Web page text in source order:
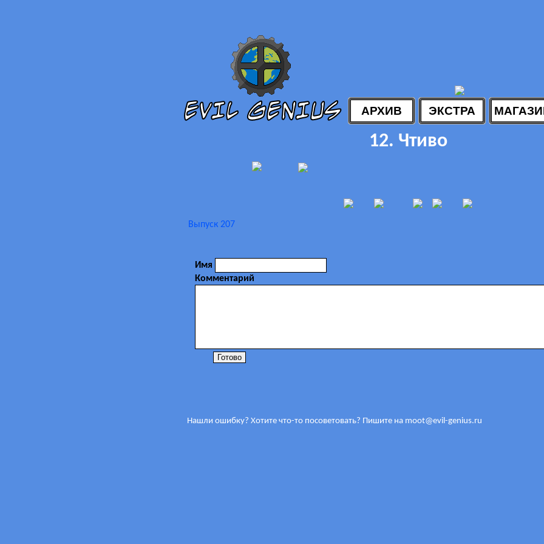
АРХИВ ЭКСТРА
12. Чтиво
Выпуск 207
Имя
Комментарий
Нашли ошибку? Хотите что-то посоветовать? Пишите на moot@evil-genius.ru